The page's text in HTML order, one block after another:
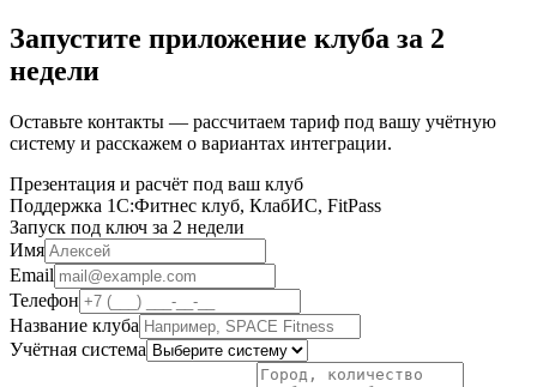
Запустите приложение клуба за 2
недели
Оставьте контакты — рассчитаем тариф под вашу учётную
систему и расскажем о вариантах интеграции.
Презентация и расчёт под ваш клуб
Поддержка 1С:Фитнес клуб, КлабИС, FitPass
Запуск под ключ за 2 недели
Имя
Email
Телефон
Название клуба
Учётная система